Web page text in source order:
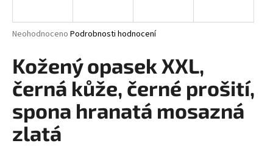
Průměrné
produktu
je
0,0
z
hvězdiček.
Neohodnoceno Podrobnosti hodnocení
Kožený opasek XXL,
černá kůže, černé prošití,
spona hranatá mosazná
zlatá
j
t
?